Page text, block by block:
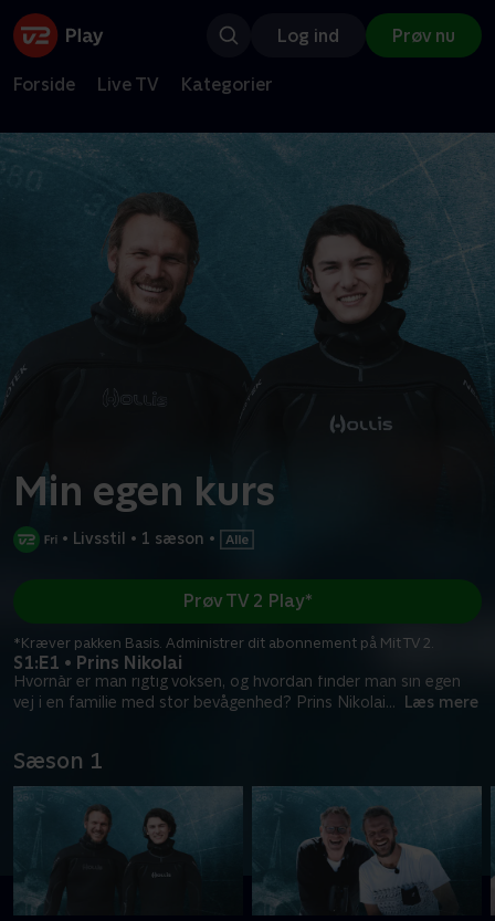
Log ind Prøv nu
Forside Live TV Kategorier
Min egen kurs
• Livsstil • 1 sæson •
S1:E1 • Prins Nikolai
Hvornår er man rigtig voksen, og hvordan finder man sin egen
vej i en familie med stor bevågenhed? Prins Nikolai... Læs mere
Prøv TV 2 Play*
*Kræver pakken Basis. Administrer dit abonnement på Mit TV 2.
Sæson 1